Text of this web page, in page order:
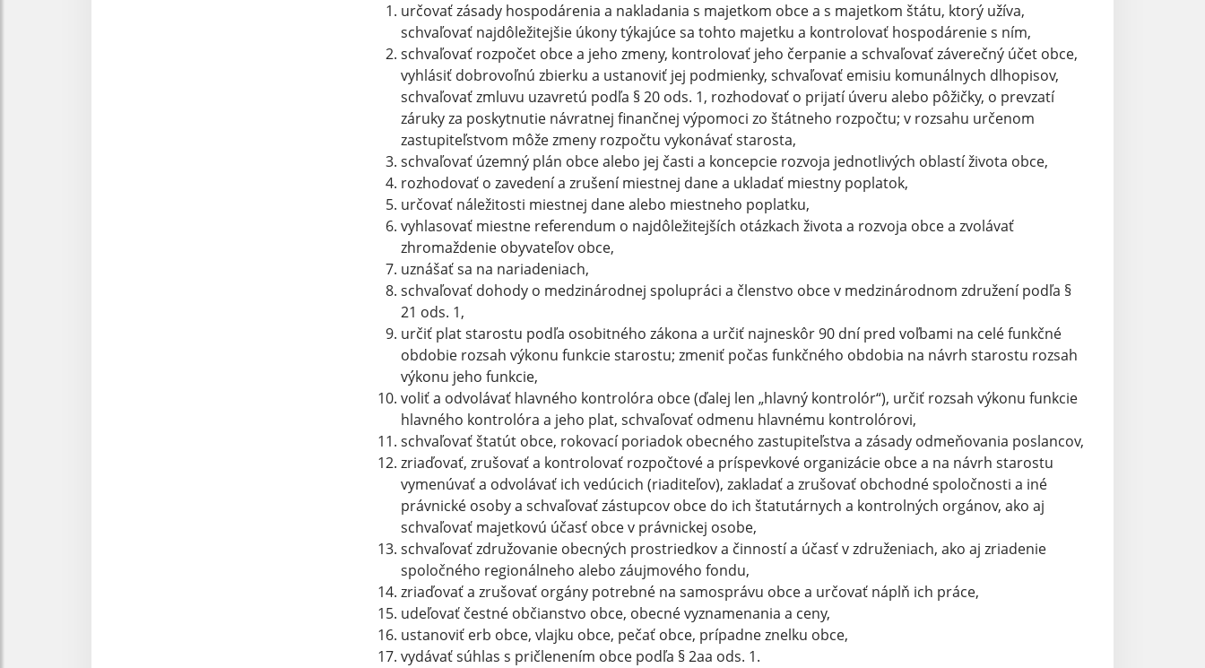
určovať zásady hospodárenia a nakladania s majetkom obce a s majetkom štátu, ktorý užíva,
schvaľovať najdôležitejšie úkony týkajúce sa tohto majetku a kontrolovať hospodárenie s ním,
schvaľovať rozpočet obce a jeho zmeny, kontrolovať jeho čerpanie a schvaľovať záverečný účet obce,
vyhlásiť dobrovoľnú zbierku a ustanoviť jej podmienky, schvaľovať emisiu komunálnych dlhopisov,
schvaľovať zmluvu uzavretú podľa § 20 ods. 1, rozhodovať o prijatí úveru alebo pôžičky, o prevzatí
záruky za poskytnutie návratnej finančnej výpomoci zo štátneho rozpočtu; v rozsahu určenom
zastupiteľstvom môže zmeny rozpočtu vykonávať starosta,
schvaľovať územný plán obce alebo jej časti a koncepcie rozvoja jednotlivých oblastí života obce,
rozhodovať o zavedení a zrušení miestnej dane a ukladať miestny poplatok,
určovať náležitosti miestnej dane alebo miestneho poplatku,
vyhlasovať miestne referendum o najdôležitejších otázkach života a rozvoja obce a zvolávať
zhromaždenie obyvateľov obce,
uznášať sa na nariadeniach,
schvaľovať dohody o medzinárodnej spolupráci a členstvo obce v medzinárodnom združení podľa §
21 ods. 1,
určiť plat starostu podľa osobitného zákona a určiť najneskôr 90 dní pred voľbami na celé funkčné
obdobie rozsah výkonu funkcie starostu; zmeniť počas funkčného obdobia na návrh starostu rozsah
výkonu jeho funkcie,
voliť a odvolávať hlavného kontrolóra obce (ďalej len „hlavný kontrolór“), určiť rozsah výkonu funkcie
hlavného kontrolóra a jeho plat, schvaľovať odmenu hlavnému kontrolórovi,
schvaľovať štatút obce, rokovací poriadok obecného zastupiteľstva a zásady odmeňovania poslancov,
zriaďovať, zrušovať a kontrolovať rozpočtové a príspevkové organizácie obce a na návrh starostu
vymenúvať a odvolávať ich vedúcich (riaditeľov), zakladať a zrušovať obchodné spoločnosti a iné
právnické osoby a schvaľovať zástupcov obce do ich štatutárnych a kontrolných orgánov, ako aj
schvaľovať majetkovú účasť obce v právnickej osobe,
schvaľovať združovanie obecných prostriedkov a činností a účasť v združeniach, ako aj zriadenie
spoločného regionálneho alebo záujmového fondu,
zriaďovať a zrušovať orgány potrebné na samosprávu obce a určovať náplň ich práce,
udeľovať čestné občianstvo obce, obecné vyznamenania a ceny,
ustanoviť erb obce, vlajku obce, pečať obce, prípadne znelku obce,
vydávať súhlas s pričlenením obce podľa § 2aa ods. 1.